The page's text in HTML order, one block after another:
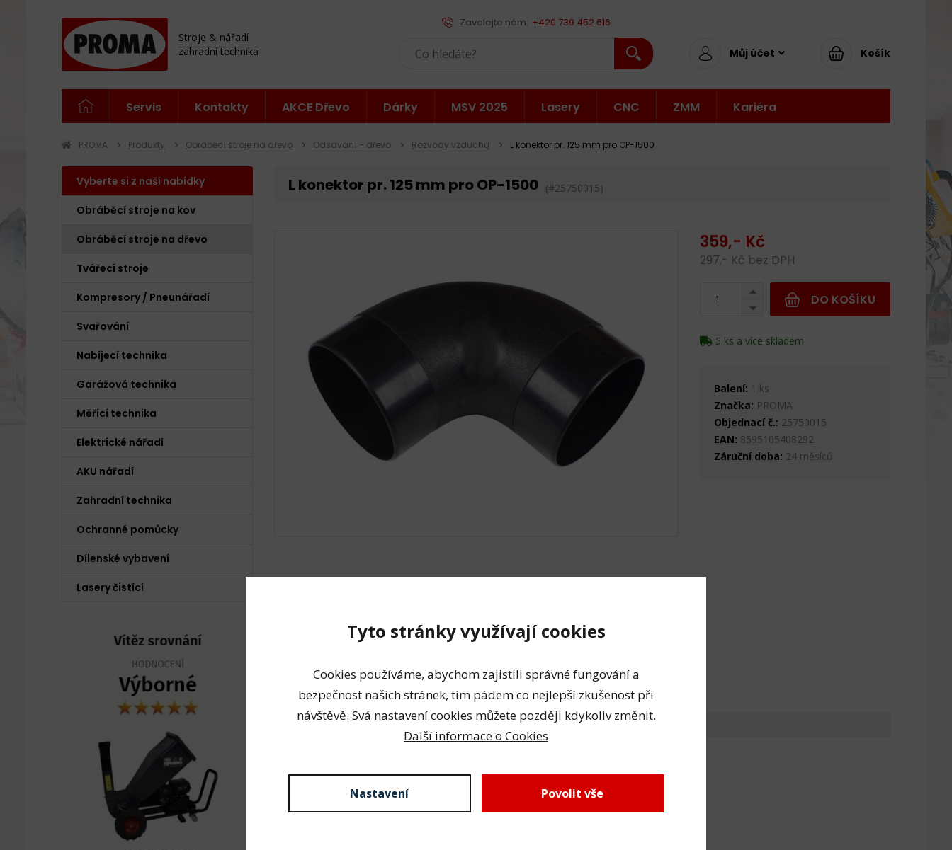
Stroje & nářadí
zahradní technika
Zavolejte nám: +420 739 452 616
Můj účet Košík
Servis Kontakty AKCE Dřevo Dárky MSV 2025 Lasery CNC ZMM Kariéra
PROMA Produkty Obráběcí stroje na dřevo Odsávání - dřevo Rozvody vzduchu L konektor pr. 125 mm pro OP-1500
Vyberte si z naší nabídky
Obráběcí stroje na kov
Obráběcí stroje na dřevo
Tvářecí stroje
Kompresory / Pneunářadí
Svařování
Nabíjecí technika
Garážová technika
Měřící technika
Elektrické nářadí
AKU nářadí
Zahradní technika
Ochranné pomůcky
Dílenské vybavení
Lasery čistící
L konektor pr. 125 mm pro OP-1500 (#25750015)
359,- Kč
297,- Kč bez DPH
DO KOŠÍKU
5 ks a více skladem
Balení: 1 ks
Značka: PROMA
Objednací č.: 25750015
EAN: 8595105408292
Záruční doba: 24 měsíců
L konektor 5" pro OP-1500
Technická data
Celková váha
0,6 kg
Tyto stránky využívají cookies
Cookies používáme, abychom zajistili správné fungování a
bezpečnost našich stránek, tím pádem co nejlepší zkušenost při
návštěvě. Svá nastavení cookies můžete později kdykoliv změnit.
Další informace o Cookies
Nastavení Povolit vše